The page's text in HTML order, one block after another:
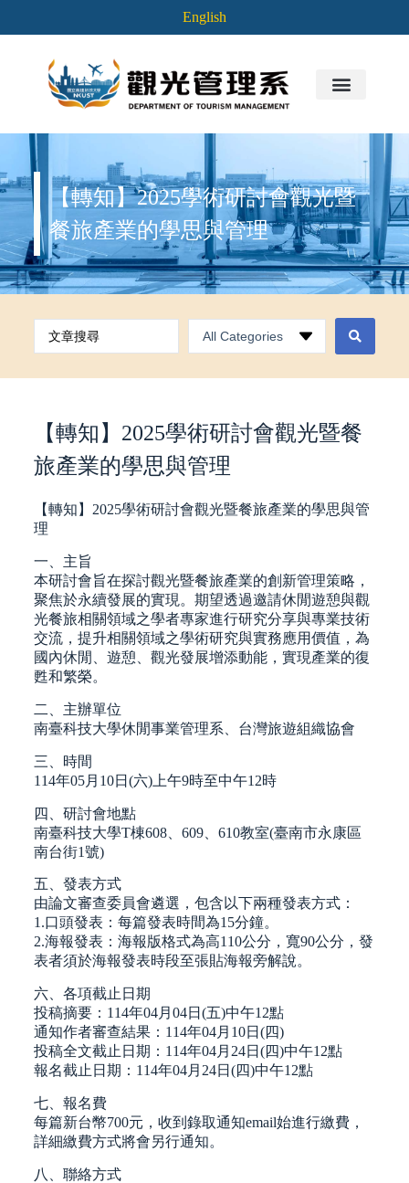
English
【轉知】2025學術研討會觀光暨
餐旅產業的學思與管理
【轉知】2025學術研討會觀光暨餐
旅產業的學思與管理
【轉知】2025學術研討會觀光暨餐旅產業的學思與管
理
一、主旨
本研討會旨在探討觀光暨餐旅產業的創新管理策略，
聚焦於永續發展的實現。期望透過邀請休閒遊憩與觀
光餐旅相關領域之學者專家進行研究分享與專業技術
交流，提升相關領域之學術研究與實務應用價值，為
國內休閒、遊憩、觀光發展增添動能，實現產業的復
甦和繁榮。
二、主辦單位
南臺科技大學休閒事業管理系、台灣旅遊組織協會
三、時間
114年05月10日(六)上午9時至中午12時
四、研討會地點
南臺科技大學T棟608、609、610教室(臺南市永康區
南台街1號)
五、發表方式
由論文審查委員會遴選，包含以下兩種發表方式：
1.口頭發表：每篇發表時間為15分鐘。
2.海報發表：海報版格式為高110公分，寬90公分，發
表者須於海報發表時段至張貼海報旁解說。
六、各項截止日期
投稿摘要：114年04月04日(五)中午12點
通知作者審查結果：114年04月10日(四)
投稿全文截止日期：114年04月24日(四)中午12點
報名截止日期：114年04月24日(四)中午12點
七、報名費
每篇新台幣700元，收到錄取通知email始進行繳費，
詳細繳費方式將會另行通知。
八、聯絡方式